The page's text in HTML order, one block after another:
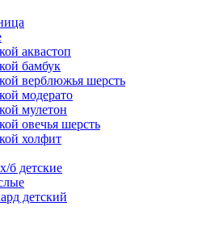
аквастоп
бамбук
верблюжья шерсть
модерато
мулетон
овечья шерсть
холфит
б детские
детский